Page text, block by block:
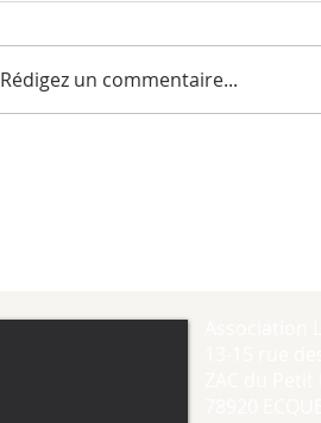
Rédigez un commentaire...